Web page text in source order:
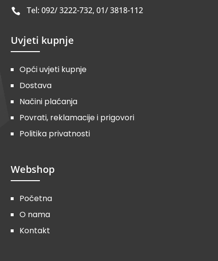
 Tel: 092/ 3222-732, 01/ 3818-112
Uvjeti kupnje
Opći uvjeti kupnje
Dostava
Načini plaćanja
Povrati, reklamacije i prigovori
Politika privatnosti
Webshop
Početna
O nama
Kontakt